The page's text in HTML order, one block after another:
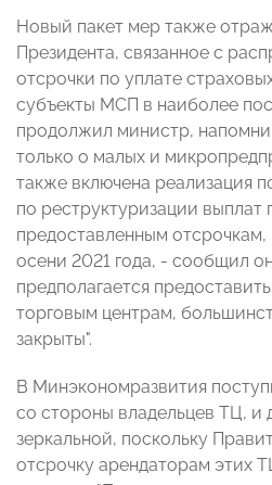
Новый пакет мер также
Президента, связанное с
отсрочки по уплате
субъекты МСП в наиболее
продолжил министр,
только о малых и
также включена реализация
по реструктуризации выплат
предоставленным отсрочкам,
осени 2021 года, - сообщил
предполагается
торговым центрам,
закрыты".
В Минэкономразвития
со стороны владельцев ТЦ, и
зеркальной, поскольку
отсрочку арендаторам этих